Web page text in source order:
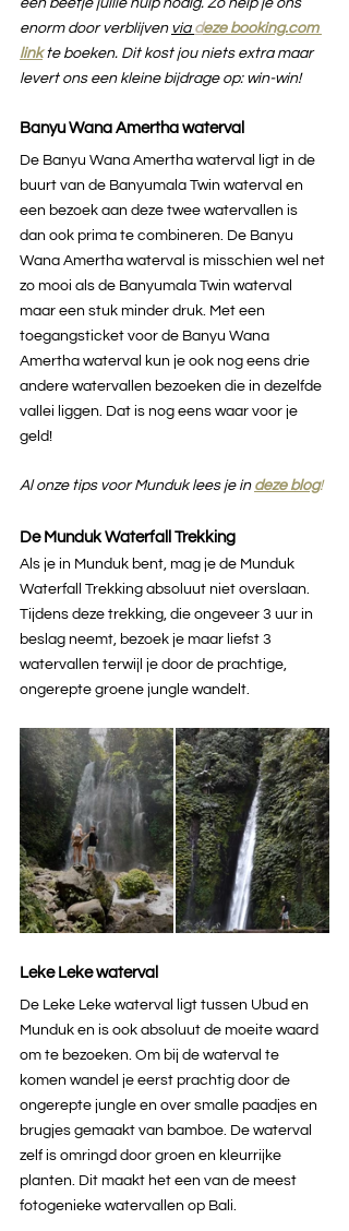
een beetje jullie hulp nodig. Zo help je ons
enorm door verblijven via deze booking.com
link te boeken. Dit kost jou niets extra maar
levert ons een kleine bijdrage op: win-win!
Banyu Wana Amertha waterval
De Banyu Wana Amertha waterval ligt in de
buurt van de Banyumala Twin waterval en
een bezoek aan deze twee watervallen is
dan ook prima te combineren. De Banyu
Wana Amertha waterval is misschien wel net
zo mooi als de Banyumala Twin waterval
maar een stuk minder druk. Met een
toegangsticket voor de Banyu Wana
Amertha waterval kun je ook nog eens drie
andere watervallen bezoeken die in dezelfde
vallei liggen. Dat is nog eens waar voor je
geld!
Al onze tips voor Munduk lees je in deze blog!
De Munduk Waterfall Trekking
Als je in Munduk bent, mag je de Munduk
Waterfall Trekking absoluut niet overslaan.
Tijdens deze trekking, die ongeveer 3 uur in
beslag neemt, bezoek je maar liefst 3
watervallen terwijl je door de prachtige,
ongerepte groene jungle wandelt.
Leke Leke waterval
De Leke Leke waterval ligt tussen Ubud en
Munduk en is ook absoluut de moeite waard
om te bezoeken. Om bij de waterval te
komen wandel je eerst prachtig door de
ongerepte jungle en over smalle paadjes en
brugjes gemaakt van bamboe. De waterval
zelf is omringd door groen en kleurrijke
planten. Dit maakt het een van de meest
fotogenieke watervallen op Bali.